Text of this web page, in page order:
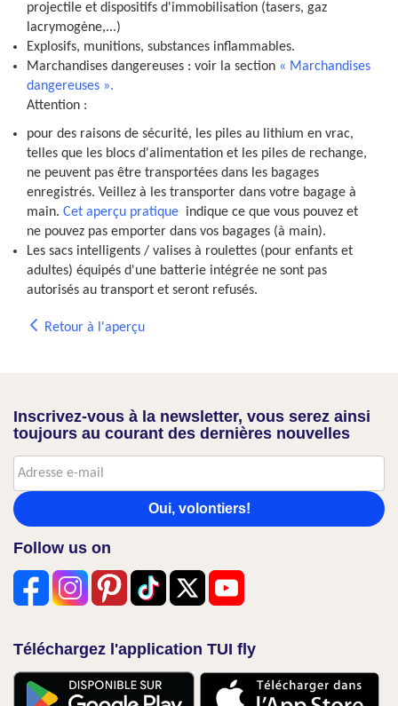
projectile et dispositifs d'immobilisation (tasers, gaz
lacrymogène,...)
Explosifs, munitions, substances inflammables.
Marchandises dangereuses : voir la section « Marchandises
dangereuses ».
Attention :
pour des raisons de sécurité, les piles au lithium en vrac,
telles que les blocs d'alimentation et les piles de rechange,
ne peuvent pas être transportées dans les bagages
enregistrés. Veillez à les transporter dans votre bagage à
main. Cet aperçu pratique indique ce que vous pouvez et
ne pouvez pas emporter dans vos bagages (à main).
Les sacs intelligents / valises à roulettes (pour enfants et
adultes) équipés d'une batterie intégrée ne sont pas
autorisés au transport et seront refusés.
Retour à l'aperçu
Inscrivez-vous à la newsletter, vous serez ainsi
toujours au courant des dernières nouvelles
Oui, volontiers!
Follow us on
Téléchargez l'application TUI fly